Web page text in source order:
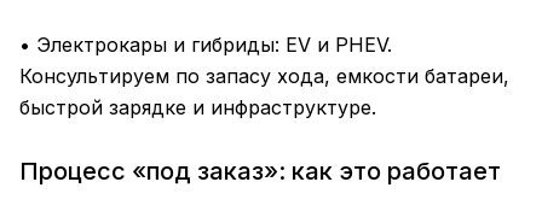
• Электрокары и гибриды: EV и PHEV.
Консультируем по запасу хода, емкости батареи,
быстрой зарядке и инфраструктуре.
Процесс «под заказ»: как это работает